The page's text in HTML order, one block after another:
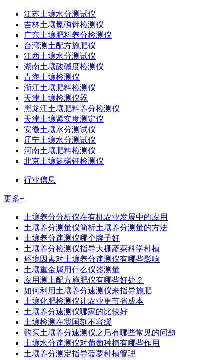
江苏土壤水分测试仪
吉林土壤氮磷钾检测仪
广东土壤肥料养分检测仪
台湾测土配方施肥仪
江西土壤水分测试仪
湖南土壤酸碱度检测仪
青海土壤检测仪
浙江土壤肥料检测仪
天津土壤检测仪器
黑龙江土壤肥料养分检测仪
天津土壤紧实度测定仪
安徽土壤水分测试仪
辽宁土壤水分测试仪
河南土壤肥料检测仪
北京土壤氮磷钾检测仪
行业信息
更多+
土壤养分分析仪在有机农业发展中的应用
土壤养分测量仪简析土壤养分测量的方法
土壤养分速测仪哪个牌子好
土壤养分检测仪指导大棚蔬菜科学种植
环境因素对土壤养分速测仪有哪些影响
土壤重金属用什么仪器测量
应用测土配方施肥仪有哪些好处？
如何利用土壤养分速测仪来指导施肥
土壤化肥检测仪让农业更节省成本
土壤养分速测仪哪家的比较好
土壤检测在我国刻不容缓
购买土壤养分速测仪之后有哪些常见的问题
土壤水分速测仪对葡萄种植有哪些作用
土壤养分测定指导菠萝种植管理